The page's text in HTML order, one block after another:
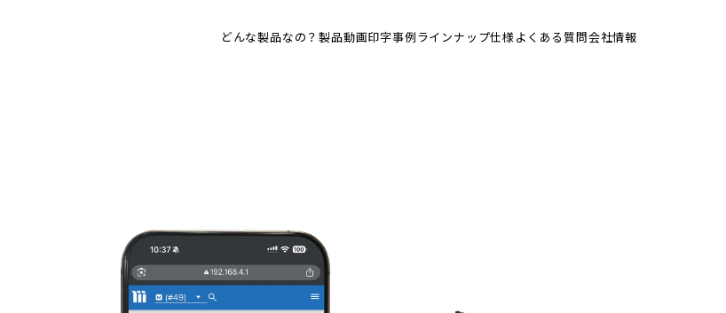
どんな製品なの？製品動画印字事例ラインナップ仕様よくある質問会社情報